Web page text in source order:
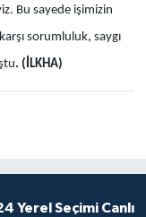
Bu sayede işimizin
sorumluluk, saygı
. (İLKHA)
Yerel Seçimi Canlı